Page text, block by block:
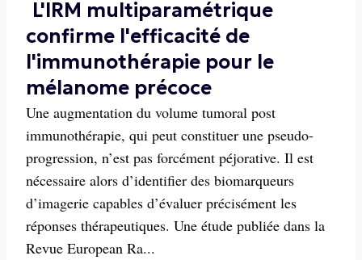
L'IRM multiparamétrique
confirme l'efficacité de
l'immunothérapie pour le
mélanome précoce
Une augmentation du volume tumoral post
immunothérapie, qui peut constituer une pseudo-
progression, n’est pas forcément péjorative. Il est
nécessaire alors d’identifier des biomarqueurs
d’imagerie capables d’évaluer précisément les
réponses thérapeutiques. Une étude publiée dans la
Revue European Ra...